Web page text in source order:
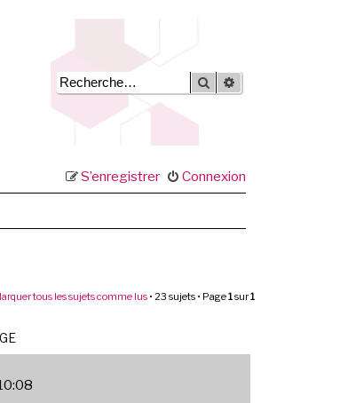
Rechercher
Connexion
S’enregistrer
tous les sujets comme lus • 23 sujets • Page1sur1